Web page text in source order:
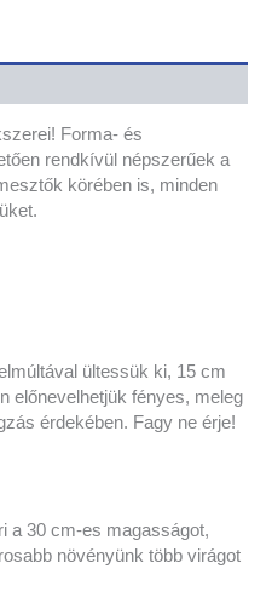
Forma- és
rendkívül népszerűek a
körében is, minden
ültessük ki, 15 cm
előnevelhetjük fényes, meleg
érdekében. Fagy ne érje!
a 30 cm-es magasságot,
növényünk több virágot